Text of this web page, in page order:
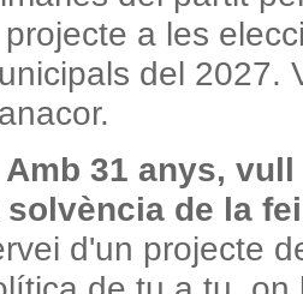
a les
del 2027.
Amb 31 anys,
solvència de la
d'un projecte